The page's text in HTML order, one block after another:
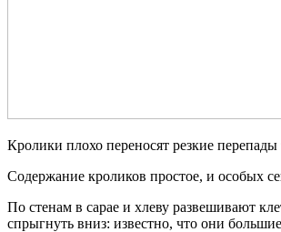
Кролики плохо переносят резкие
Содержание кроликов простое, и особых
По стенам в сарае и хлеву развешивают
спрыгнуть вниз: известно, что они